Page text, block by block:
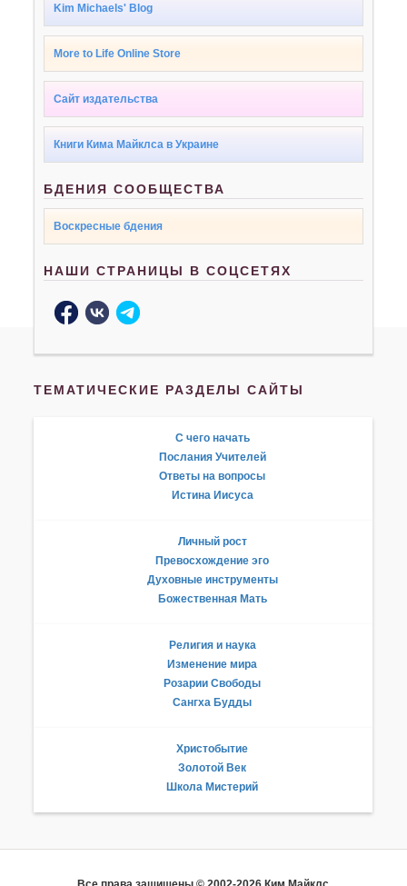
Kim Michaels' Blog
More to Life Online Store
Сайт издательства
Книги Кима Майклса в Украине
БДЕНИЯ СООБЩЕСТВА
Воскресные бдения
НАШИ СТРАНИЦЫ В СОЦСЕТЯХ
ТЕМАТИЧЕСКИЕ РАЗДЕЛЫ САЙТЫ
С чего начать
Послания Учителей
Ответы на вопросы
Истина Иисуса
Личный рост
Превосхождение эго
Духовные инструменты
Божественная Мать
Религия и наука
Изменение мира
Розарии Свободы
Сангха Будды
Христобытие
Золотой Век
Школа Мистерий